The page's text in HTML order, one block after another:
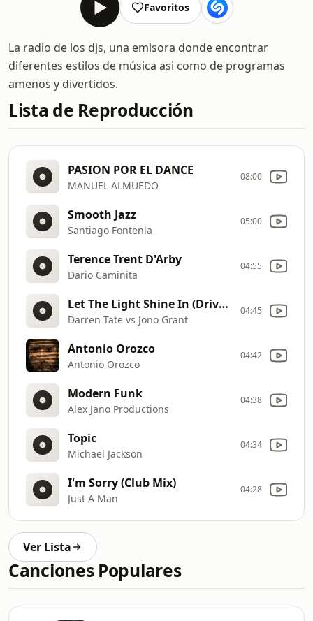
Favoritos
La radio de los djs, una emisora donde encontrar
diferentes estilos de música asi como de programas
amenos y divertidos.
Lista de Reproducción
PASION POR EL DANCE
MANUEL ALMUEDO
08:00
Smooth Jazz
Santiago Fontenla
05:00
Terence Trent D'Arby
Dario Caminita
04:55
Let The Light Shine In (Drival Remix)
Darren Tate vs Jono Grant
04:45
Antonio Orozco
Antonio Orozco
04:42
Modern Funk
Alex Jano Productions
04:38
Topic
Michael Jackson
04:34
I'm Sorry (Club Mix)
Just A Man
04:28
Ver Lista
Canciones Populares